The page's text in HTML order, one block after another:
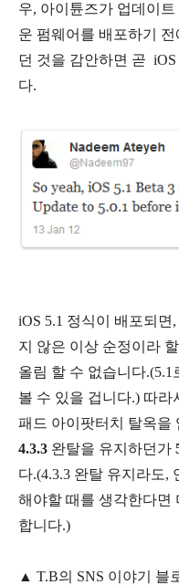
우, 아이튠즈가 업데이
운 펌웨어를 배포하기
던 것을 감안하면 곧
다.
iOS 5.1 정식이 배포되면
지 않은 이상 순정이라
올림 할 수 없습니다
볼 수 있을 겁니다.) 따라
패드 아이팟터치 탈옥을
4.3.3 완탈을 유지하던가
다.(4.3.3 완탈 유지라도,
해야할 때를 생각한다면
합니다.)
▲ T.B의 SNS 이야기 블